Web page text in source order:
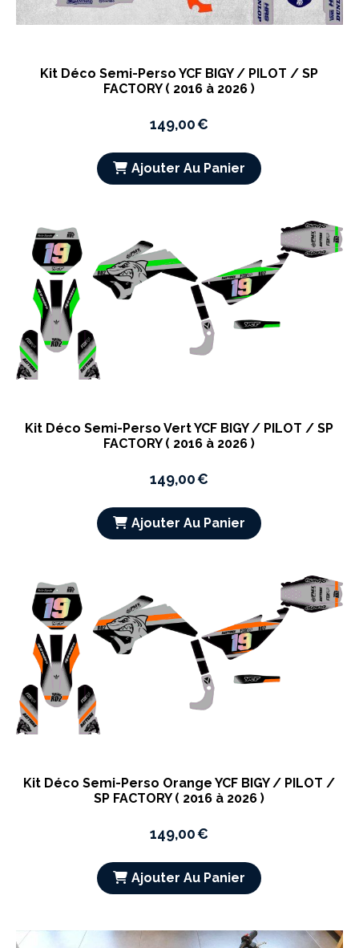
Kit Déco Semi-Perso YCF BIGY / PILOT / SP
FACTORY ( 2016 à 2026 )
149,00€
Ajouter Au Panier
Kit Déco Semi-Perso Vert YCF BIGY / PILOT / SP
FACTORY ( 2016 à 2026 )
149,00€
Ajouter Au Panier
Kit Déco Semi-Perso Orange YCF BIGY / PILOT /
SP FACTORY ( 2016 à 2026 )
149,00€
Ajouter Au Panier